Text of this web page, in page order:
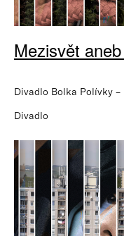
Mezisvět
Divadlo Bolka Polívky –
Divadlo